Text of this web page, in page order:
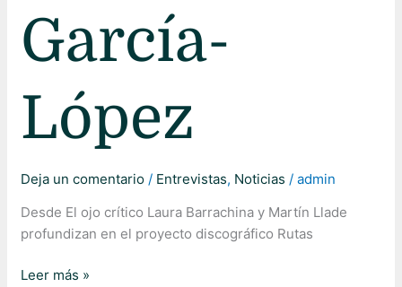
García-
López
Deja un comentario / Entrevistas, Noticias /admin
Desde El ojo crítico Laura Barrachina y Martín Llade
profundizan en el proyecto discográfico Rutas
Leer más »